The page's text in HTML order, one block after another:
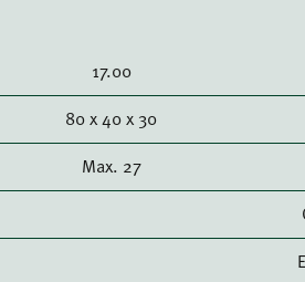
17.00
80 x 40 x 30
Max. 27